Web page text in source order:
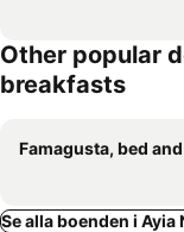
Other popular
breakfasts
Famagusta, bed and
Se alla boenden i Ayia